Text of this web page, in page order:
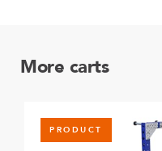
More carts
PRODUCT